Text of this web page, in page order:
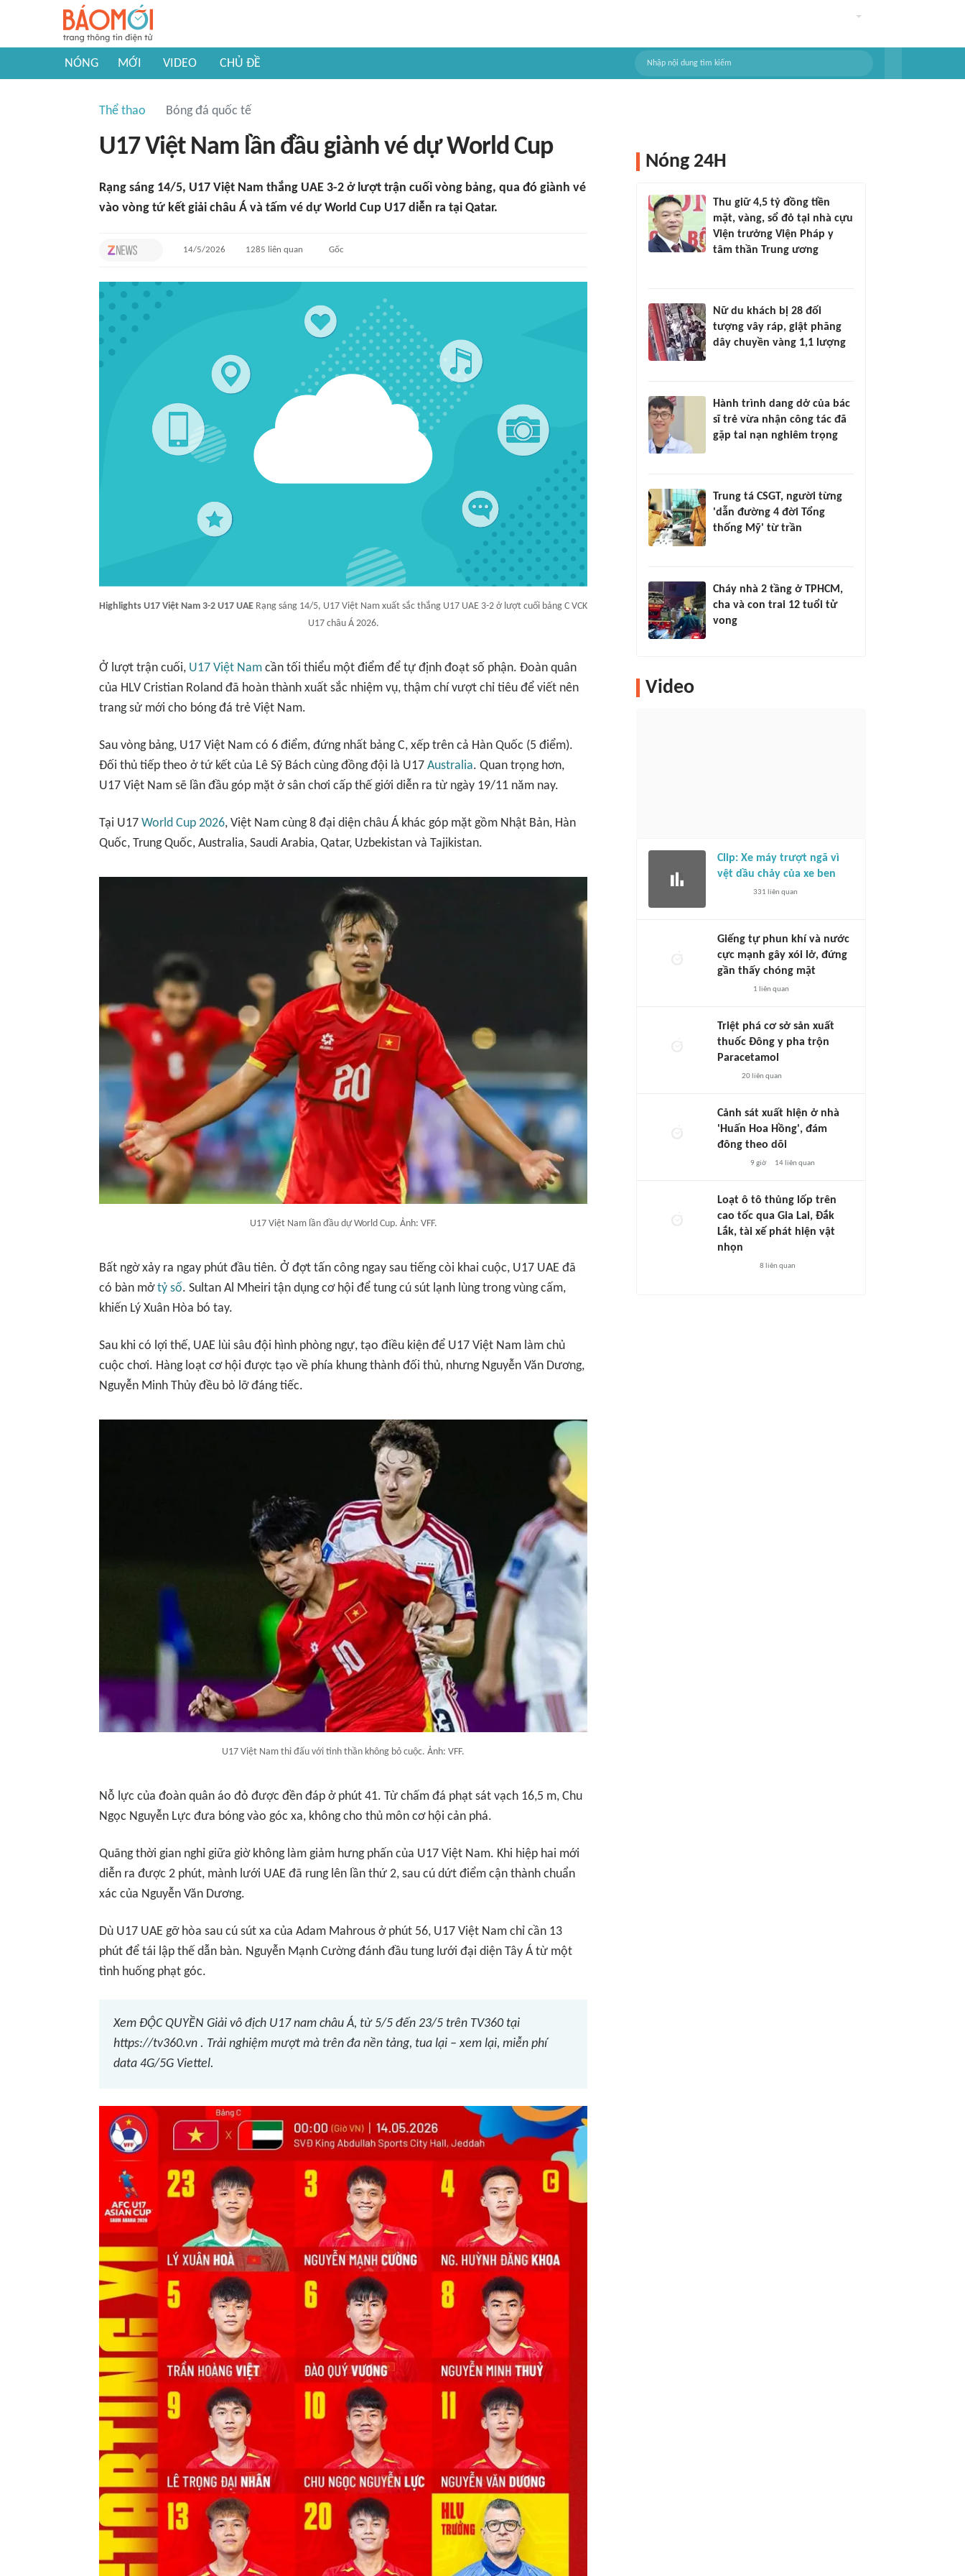
NÓNG MỚI VIDEO CHỦ ĐỀ
Thể thao Bóng đá quốc tế
U17 Việt Nam lần đầu giành vé dự World Cup
Rạng sáng 14/5, U17 Việt Nam thắng UAE 3-2 ở lượt trận cuối vòng bảng, qua đó giành vé
vào vòng tứ kết giải châu Á và tấm vé dự World Cup U17 diễn ra tại Qatar.
14/5/2026 1285 liên quan Gốc
Highlights U17 Việt Nam 3-2 U17 UAE Rạng sáng 14/5, U17 Việt Nam xuất sắc thắng U17 UAE 3-2 ở lượt cuối bảng C VCK
U17 châu Á 2026.
Ở lượt trận cuối, U17 Việt Nam cần tối thiểu một điểm để tự định đoạt số phận. Đoàn quân
của HLV Cristian Roland đã hoàn thành xuất sắc nhiệm vụ, thậm chí vượt chỉ tiêu để viết nên
trang sử mới cho bóng đá trẻ Việt Nam.
Sau vòng bảng, U17 Việt Nam có 6 điểm, đứng nhất bảng C, xếp trên cả Hàn Quốc (5 điểm).
Đối thủ tiếp theo ở tứ kết của Lê Sỹ Bách cùng đồng đội là U17 Australia. Quan trọng hơn,
U17 Việt Nam sẽ lần đầu góp mặt ở sân chơi cấp thế giới diễn ra từ ngày 19/11 năm nay.
Tại U17 World Cup 2026, Việt Nam cùng 8 đại diện châu Á khác góp mặt gồm Nhật Bản, Hàn
Quốc, Trung Quốc, Australia, Saudi Arabia, Qatar, Uzbekistan và Tajikistan.
U17 Việt Nam lần đầu dự World Cup. Ảnh: VFF.
Bất ngờ xảy ra ngay phút đầu tiên. Ở đợt tấn công ngay sau tiếng còi khai cuộc, U17 UAE đã
có bàn mởtỷ số. Sultan Al Mheiri tận dụng cơ hội để tung cú sút lạnh lùng trong vùng cấm,
khiến Lý Xuân Hòa bó tay.
Sau khi có lợi thế, UAE lùi sâu đội hình phòng ngự, tạo điều kiện để U17 Việt Nam làm chủ
cuộc chơi. Hàng loạt cơ hội được tạo về phía khung thành đối thủ, nhưng Nguyễn Văn Dương,
Nguyễn Minh Thủy đều bỏ lỡ đáng tiếc.
U17 Việt Nam thi đấu với tinh thần không bỏ cuộc. Ảnh: VFF.
Nỗ lực của đoàn quân áo đỏ được đền đáp ở phút 41. Từ chấm đá phạt sát vạch 16,5 m, Chu
Ngọc Nguyễn Lực đưa bóng vào góc xa, không cho thủ môn cơ hội cản phá.
Quãng thời gian nghỉ giữa giờ không làm giảm hưng phấn của U17 Việt Nam. Khi hiệp hai mới
diễn ra được 2 phút, mành lưới UAE đã rung lên lần thứ 2, sau cú dứt điểm cận thành chuẩn
xác của Nguyễn Văn Dương.
Dù U17 UAE gỡ hòa sau cú sút xa của Adam Mahrous ở phút 56, U17 Việt Nam chỉ cần 13
phút để tái lập thế dẫn bàn. Nguyễn Mạnh Cường đánh đầu tung lưới đại diện Tây Á từ một
tình huống phạt góc.
Xem ĐỘC QUYỀN Giải vô địch U17 nam châu Á, từ 5/5 đến 23/5 trên TV360 tại
https://tv360.vn . Trải nghiệm mượt mà trên đa nền tảng, tua lại – xem lại, miễn phí
data 4G/5G Viettel.
Nóng 24H
Thu giữ 4,5 tỷ đồng tiền
mặt, vàng, sổ đỏ tại nhà cựu
Viện trưởng Viện Pháp y
tâm thần Trung ương
Nữ du khách bị 28 đối
tượng vây ráp, giật phăng
dây chuyền vàng 1,1 lượng
Hành trình dang dở của bác
sĩ trẻ vừa nhận công tác đã
gặp tai nạn nghiêm trọng
Trung tá CSGT, người từng
'dẫn đường 4 đời Tổng
thống Mỹ' từ trần
Cháy nhà 2 tầng ở TPHCM,
cha và con trai 12 tuổi tử
vong
Video
Clip: Xe máy trượt ngã vì
vệt dầu chảy của xe ben
331 liên quan
Giếng tự phun khí và nước
cực mạnh gây xói lở, đứng
gần thấy chóng mặt
1 liên quan
Triệt phá cơ sở sản xuất
thuốc Đông y pha trộn
Paracetamol
20liên quan
Cảnh sát xuất hiện ở nhà
'Huấn Hoa Hồng', đám
đông theo dõi
9 giờ 14liên quan
Loạt ô tô thủng lốp trên
cao tốc qua Gia Lai, Đắk
Lắk, tài xế phát hiện vật
nhọn
8 liên quan